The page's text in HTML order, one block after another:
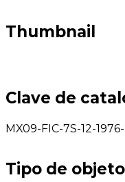
Thumbnail
Clave de
MX09-FIC-7S-12-
Tipo de objeto